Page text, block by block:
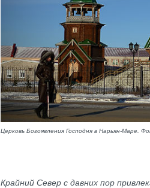
Церковь Богоявления Господня в Нарьян-Маре.
Крайний Север с давних пор